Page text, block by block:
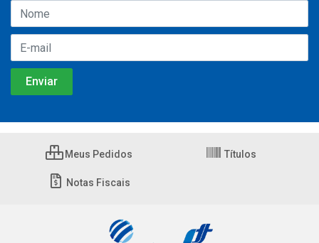
Meus Pedidos Títulos
Notas Fiscais